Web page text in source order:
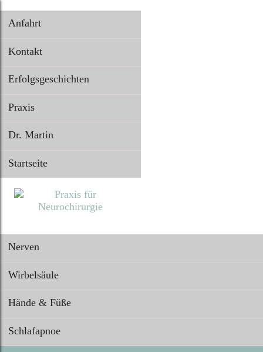
Anfahrt
Kontakt
Erfolgsgeschichten
Praxis
Dr. Martin
Startseite
Nerven
Wirbelsäule
Hände & Füße
Schlafapnoe